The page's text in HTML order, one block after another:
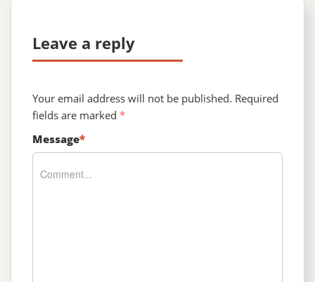
Leave a reply
Your email address will not be published. Required
fields are marked *
Message*